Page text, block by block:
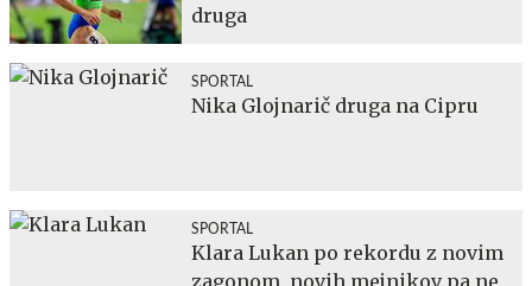
druga
SPORTAL
Nika Glojnarič druga na Cipru
SPORTAL
Klara Lukan po rekordu z novim
zagonom, novih mejnikov pa ne